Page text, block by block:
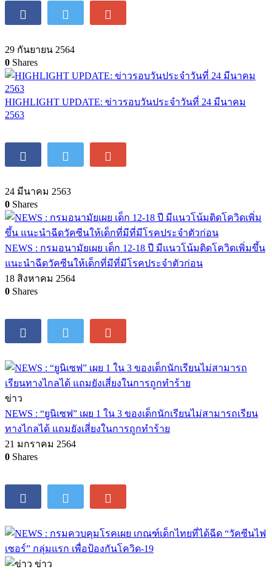
29 กันยายน 2564
0 Shares
HIGHLIGHT UPDATE: ข่าวรอบวันประจำวันที่ 24 มีนาคม
2563
24 มีนาคม 2563
0 Shares
NEWS : กรมอนามัยเผย เด็ก 12-18 ปี มีแนวโน้มติดโควิดเพิ่มขึ้น
แนะนำฉีดวัคซีนให้เด็กที่มีที่มีโรคประจำตัวก่อน
18 สิงหาคม 2564
0 Shares
ข่าว
NEWS : “ยูนิเซฟ” เผย 1 ใน 3 ของเด็กนักเรียนไม่สามารถเรียน
ทางไกลได้ แถมยังเสี่ยงในการถูกทำร้าย
21 มกราคม 2564
0 Shares
ข่าว